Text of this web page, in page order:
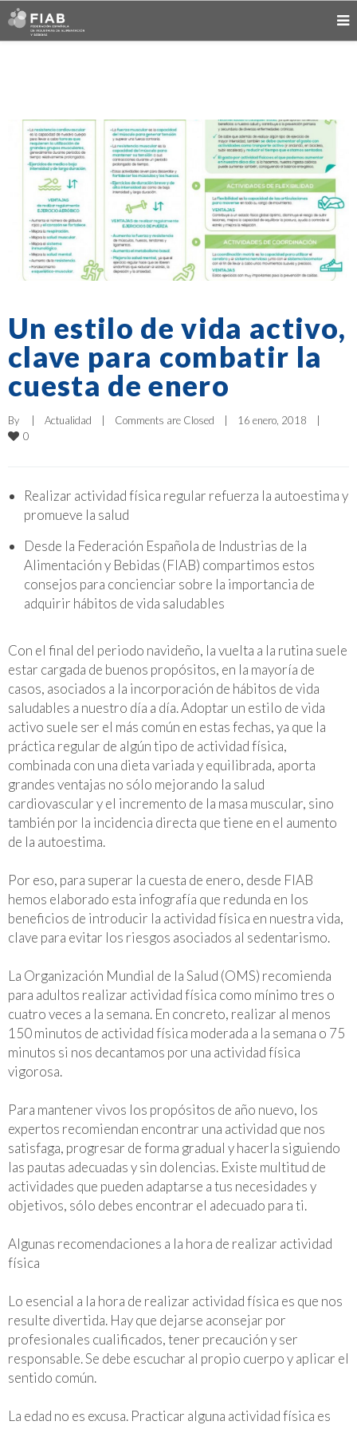
Un estilo de vida activo,
clave para combatir la
cuesta de enero
By | Actualidad | Comments are Closed | 16 enero, 2018 |
0
Realizar actividad física regular refuerza la autoestima y
promueve la salud
Desde la Federación Española de Industrias de la
Alimentación y Bebidas (FIAB) compartimos estos
consejos para concienciar sobre la importancia de
adquirir hábitos de vida saludables
Con el final del periodo navideño, la vuelta a la rutina suele
estar cargada de buenos propósitos, en la mayoría de
casos, asociados a la incorporación de hábitos de vida
saludables a nuestro día a día. Adoptar un estilo de vida
activo suele ser el más común en estas fechas, ya que la
práctica regular de algún tipo de actividad física,
combinada con una dieta variada y equilibrada, aporta
grandes ventajas no sólo mejorando la salud
cardiovascular y el incremento de la masa muscular, sino
también por la incidencia directa que tiene en el aumento
de la autoestima.
Por eso, para superar la cuesta de enero, desde FIAB
hemos elaborado esta infografía que redunda en los
beneficios de introducir la actividad física en nuestra vida,
clave para evitar los riesgos asociados al sedentarismo.
La Organización Mundial de la Salud (OMS) recomienda
para adultos realizar actividad física como mínimo tres o
cuatro veces a la semana. En concreto, realizar al menos
150 minutos de actividad física moderada a la semana o 75
minutos si nos decantamos por una actividad física
vigorosa.
Para mantener vivos los propósitos de año nuevo, los
expertos recomiendan encontrar una actividad que nos
satisfaga, progresar de forma gradual y hacerla siguiendo
las pautas adecuadas y sin dolencias. Existe multitud de
actividades que pueden adaptarse a tus necesidades y
objetivos, sólo debes encontrar el adecuado para ti.
Algunas recomendaciones a la hora de realizar actividad
física
Lo esencial a la hora de realizar actividad física es que nos
resulte divertida. Hay que dejarse aconsejar por
profesionales cualificados, tener precaución y ser
responsable. Se debe escuchar al propio cuerpo y aplicar el
sentido común.
La edad no es excusa. Practicar alguna actividad física es